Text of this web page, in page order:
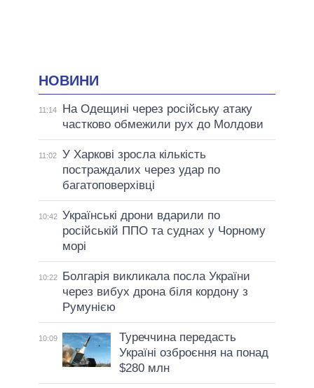
НОВИНИ
11:14
На Одещині через російську атаку
частково обмежили рух до Молдови
11:02
У Харкові зросла кількість
постраждалих через удар по
багатоповерхівці
10:42 Українські дрони вдарили по
російській ППО та суднах у Чорному
морі
10:22
Болгарія викликала посла України
через вибух дрона біля кордону з
Румунією
10:09
Туреччина передасть
Україні озброєння на понад
$280 млн